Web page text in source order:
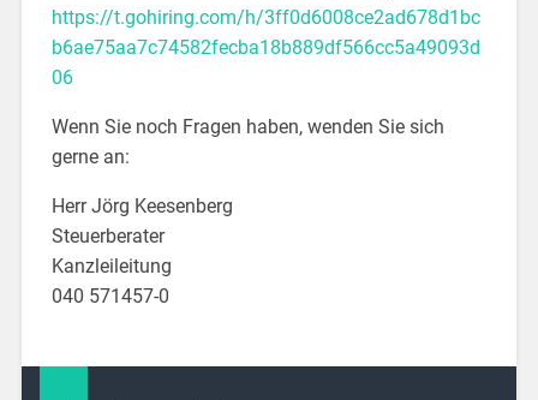
https://t.gohiring.com/h/3ff0d6008ce2ad678d1bc
b6ae75aa7c74582fecba18b889df566cc5a49093d
06
Wenn Sie noch Fragen haben, wenden Sie sich
gerne an:
Herr Jörg Keesenberg
Steuerberater
Kanzleileitung
040 571457-0